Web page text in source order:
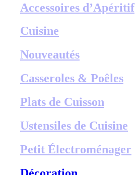
Accessoires d’Apéritif
Cuisine
Nouveautés
Casseroles & Poêles
Plats de Cuisson
Ustensiles de Cuisine
Petit Électroménager